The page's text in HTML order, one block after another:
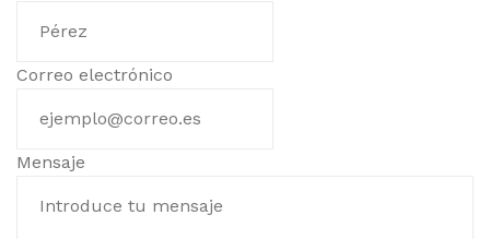
Correo electrónico
Mensaje